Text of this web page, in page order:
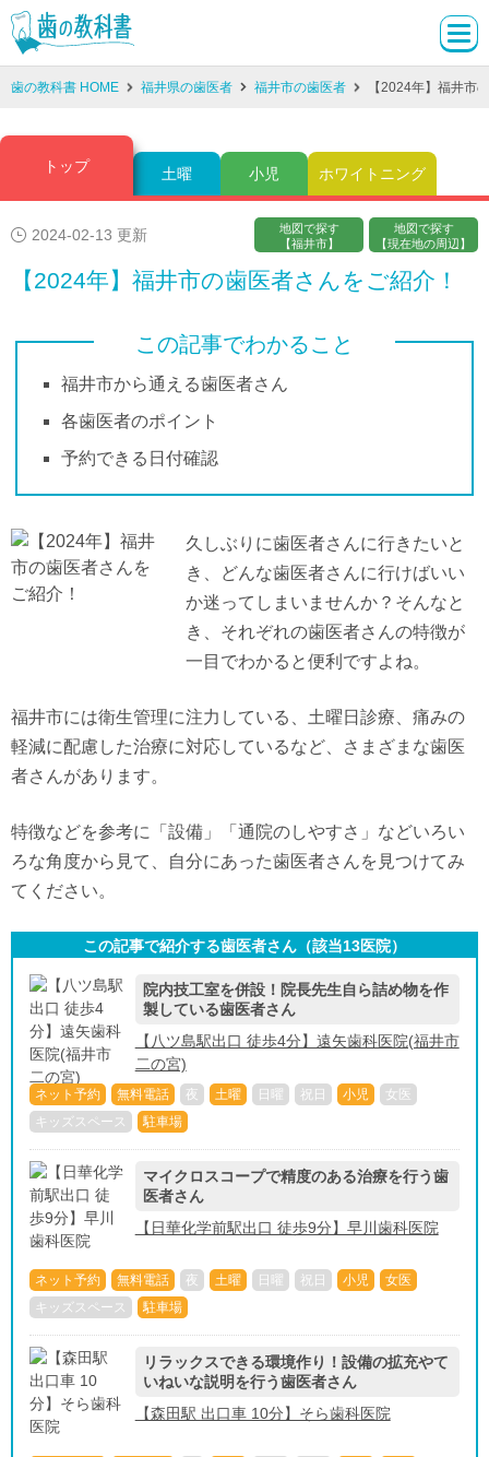
歯の教科書 HOME 福井県の歯医者 福井市の歯医者 【2024年】福井市
トップ 土曜 小児 ホワイトニング
2024-02-13 更新
地図で探す
【福井市】
地図で探す
【現在地の周辺】
【2024年】福井市の歯医者さんをご紹介！
この記事でわかること
福井市から通える歯医者さん
各歯医者のポイント
予約できる日付確認
久しぶりに歯医者さんに行きたいと
き、どんな歯医者さんに行けばいい
か迷ってしまいませんか？そんなと
き、それぞれの歯医者さんの特徴が
一目でわかると便利ですよね。
福井市には衛生管理に注力している、土曜日診療、痛みの
軽減に配慮した治療に対応しているなど、さまざまな歯医
者さんがあります。
特徴などを参考に「設備」「通院のしやすさ」などいろい
ろな角度から見て、自分にあった歯医者さんを見つけてみ
てください。
この記事で紹介する歯医者さん（該当13医院）
院内技工室を併設！院長先生自ら詰め物を作
製している歯医者さん
【八ツ島駅出口 徒歩4分】遠矢歯科医院(福井市
二の宮)
ネット予約 無料電話 夜 土曜 日曜 祝日 小児
女医
キッズスペース
駐車場
マイクロスコープで精度のある治療を行う歯
医者さん
【日華化学前駅出口 徒歩9分】早川歯科医院
ネット予約 無料電話 夜 土曜 日曜 祝日 小児
女医
キッズスペース
駐車場
リラックスできる環境作り！設備の拡充やて
いねいな説明を行う歯医者さん
【森田駅 出口車 10分】そら歯科医院